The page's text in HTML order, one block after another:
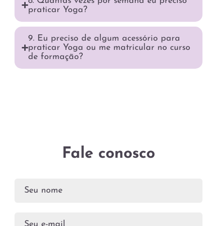
praticar Yoga?
9. Eu preciso de algum acessório para
praticar Yoga ou me matricular no curso
de formação?
Fale conosco